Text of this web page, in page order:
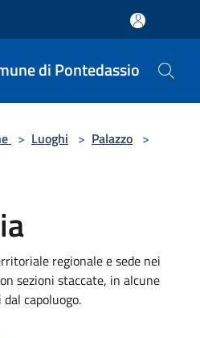
di Pontedassio
> Luoghi > Palazzo >
regionale e sede nei
sezioni staccate, in alcune
capoluogo.